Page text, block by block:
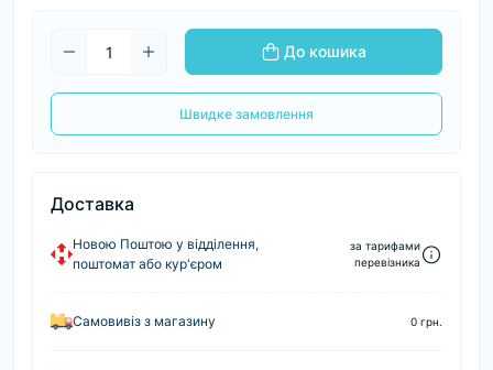
До кошика
Швидке замовлення
Доставка
Новою Поштою у відділення,
поштомат або кур'єром
за тарифами
перевізника
Самовивіз з магазину 0 грн.